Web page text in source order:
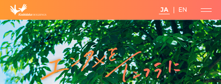
JA EN